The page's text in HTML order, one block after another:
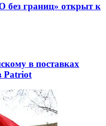
без границ» открыт к
в поставках
Patriot